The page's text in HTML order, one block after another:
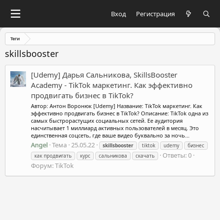
Вход Регистрация
Теги
skillsbooster
[Udemy] Дарья Сальникова, SkillsBooster
Academy - TikTok маркетинг. Как эффективно
продвигать бизнес в TikTok?
Автор: Антон Воронюк [Udemy] Название: TikTok маркетинг. Как
эффективно продвигать бизнес в TikTok? Описание: TikTok одна из
самых быстрорастущих социальных сетей. Ее аудитория
насчитывает 1 миллиард активных пользователей в месяц. Это
единственная соцсеть, где ваше видео буквально за ночь...
Angel Тема 25.05.22 skillsbooster tiktok udemy
бизнес
как продвигать
курс сальникова скачать
Ответы: 0
Форум:TikTok